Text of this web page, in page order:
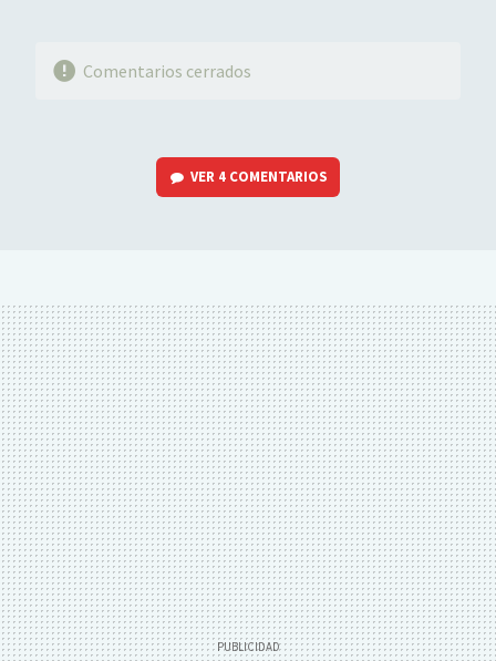
Comentarios cerrados
VER 4 COMENTARIOS